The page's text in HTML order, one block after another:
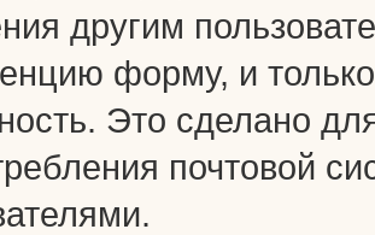
другим
форму, и
Это сделано
почтовой